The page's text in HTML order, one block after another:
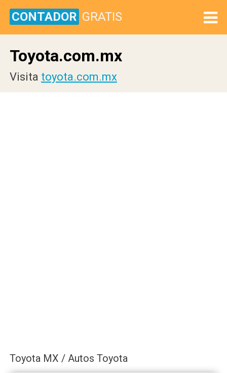
CONTADOR GRATIS
Toyota.com.mx
Visita toyota.com.mx
Toyota MX / Autos Toyota